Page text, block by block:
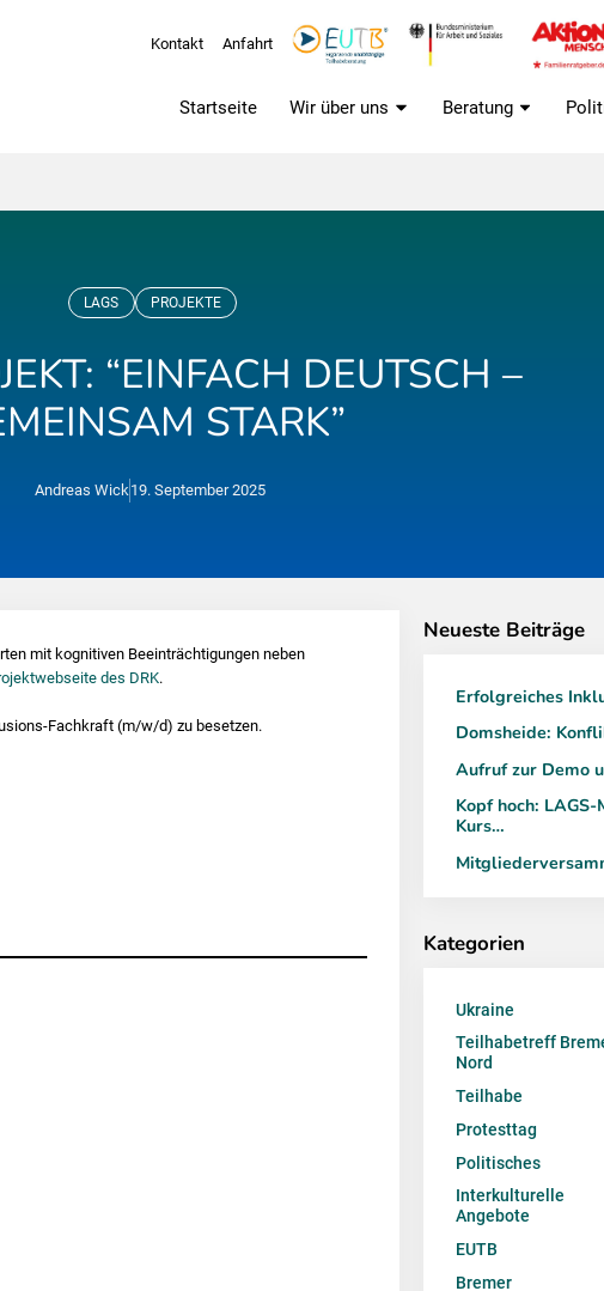
Kontakt Anfahrt
Startseite Wir über uns Beratung
LAGS PROJEKTE
“EINFACH DEUTSCH –
STARK”
Andreas Wick 19. September 2025
mit kognitiven Beeinträchtigungen neben
ite des DRK.
Fachkraft (m/w/d) zu besetzen.
Neueste Beiträge
Erfolgreiches
Domsheide:
Aufruf zur Demo
Kopf hoch:
Kurs…
Kategorien
Ukraine
Teilhabetreff
Nord
Teilhabe
Protesttag
Politisches
Interkulturelle
Angebote
EUTB
Bremer